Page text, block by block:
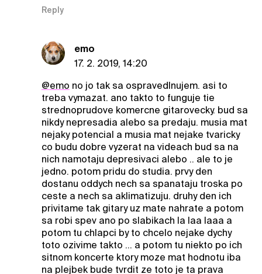
Reply
emo
17. 2. 2019, 14:20
@emo no jo tak sa ospravedlnujem. asi to
treba vymazat. ano takto to funguje tie
strednoprudove komercne gitarovecky. bud sa
nikdy nepresadia alebo sa predaju. musia mat
nejaky potencial a musia mat nejake tvaricky
co budu dobre vyzerat na videach bud sa na
nich namotaju depresivaci alebo .. ale to je
jedno. potom pridu do studia. prvy den
dostanu oddych nech sa spanataju troska po
ceste a nech sa aklimatizuju. druhy den ich
privitame tak gitary uz mate nahrate a potom
sa robi spev ano po slabikach la laa laaa a
potom tu chlapci by to chcelo nejake dychy
toto ozivime takto ... a potom tu niekto po ich
sitnom koncerte ktory moze mat hodnotu iba
na plejbek bude tvrdit ze toto je ta prava